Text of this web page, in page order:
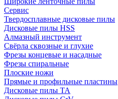
Сервис
Твердосплавные дисковые пилы
Дисковые пилы HSS
Алмазный инструмент
Свёрла сквозные и глухие
Фрезы концевые и насадные
Фрезы спиральные
Плоские ножи
Прямые и профильные пластины
Дисковые пилы TA